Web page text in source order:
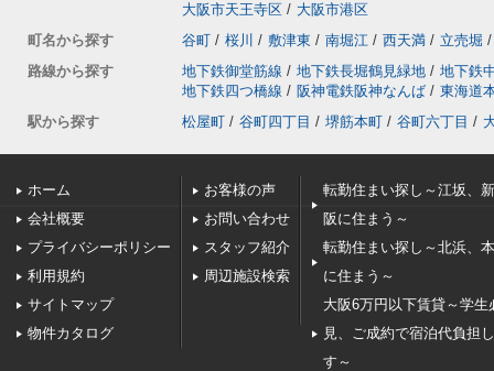
大阪市天王寺区 / 大阪市港区
町名から探す
谷町 / 桜川 / 敷津東 / 南堀江 / 西天満 / 立売堀 /
路線から探す
地下鉄御堂筋線 / 地下鉄長堀鶴見緑地 / 地下鉄
地下鉄四つ橋線 / 阪神電鉄阪神なんば / 東海道
駅から探す
松屋町 / 谷町四丁目 / 堺筋本町 / 谷町六丁目 /
ホーム
会社概要
プライバシーポリシー
利用規約
サイトマップ
物件カタログ
お客様の声
お問い合わせ
スタッフ紹介
周辺施設検索
転勤住まい探し～江坂、
阪に住まう～
転勤住まい探し～北浜、
に住まう～
大阪6万円以下賃貸～学生
見、ご成約で宿泊代負担
す～